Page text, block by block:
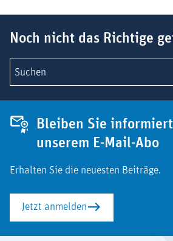
Noch nicht das Richtige
Suchen
Bleiben Sie
unserem E-Mail-Abo
Erhalten Sie die neuesten Beiträge.
Jetzt anmelden